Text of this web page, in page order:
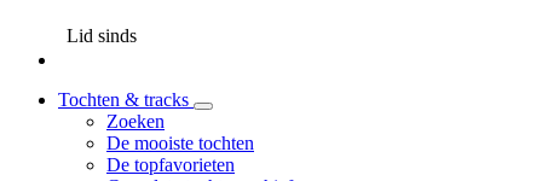
Lid sinds
Tochten & tracks
Zoeken
De mooiste tochten
De topfavorieten